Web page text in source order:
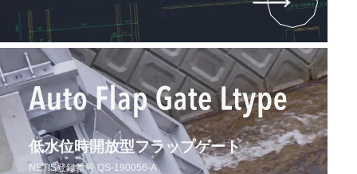
低水位時開放型フラップゲート
NETIS登録番号 QS-190056-A